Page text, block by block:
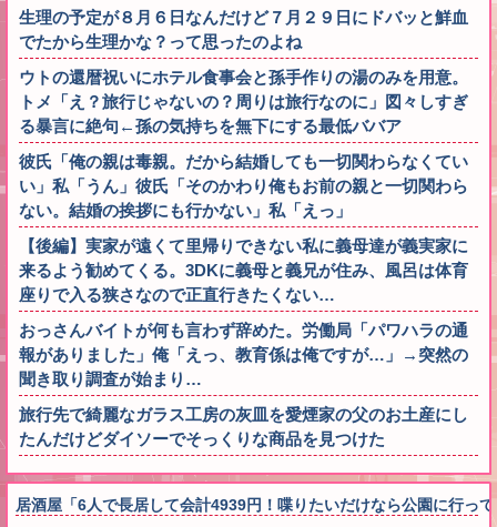
生理の予定が８月６日なんだけど７月２９日にドバッと鮮血
でたから生理かな？って思ったのよね
ウトの還暦祝いにホテル食事会と孫手作りの湯のみを用意。
トメ「え？旅行じゃないの？周りは旅行なのに」図々しすぎ
る暴言に絶句←孫の気持ちを無下にする最低ババア
彼氏「俺の親は毒親。だから結婚しても一切関わらなくてい
い」私「うん」彼氏「そのかわり俺もお前の親と一切関わら
ない。結婚の挨拶にも行かない」私「えっ」
【後編】実家が遠くて里帰りできない私に義母達が義実家に
来るよう勧めてくる。3DKに義母と義兄が住み、風呂は体育
座りで入る狭さなので正直行きたくない…
おっさんバイトが何も言わず辞めた。労働局「パワハラの通
報がありました」俺「えっ、教育係は俺ですが…」→突然の
聞き取り調査が始まり…
旅行先で綺麗なガラス工房の灰皿を愛煙家の父のお土産にし
たんだけどダイソーでそっくりな商品を見つけた
居酒屋「6人で長居して会計4939円！喋りたいだけなら公園に行っ